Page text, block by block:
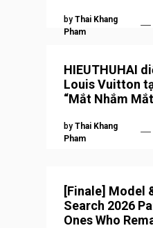
by Thai Khang
Pham
HIEUTHUHAI
Louis Vuitton
“Mắt Nhắm
by Thai Khang
Pham
[Finale] Model
Search 2026
Ones Who